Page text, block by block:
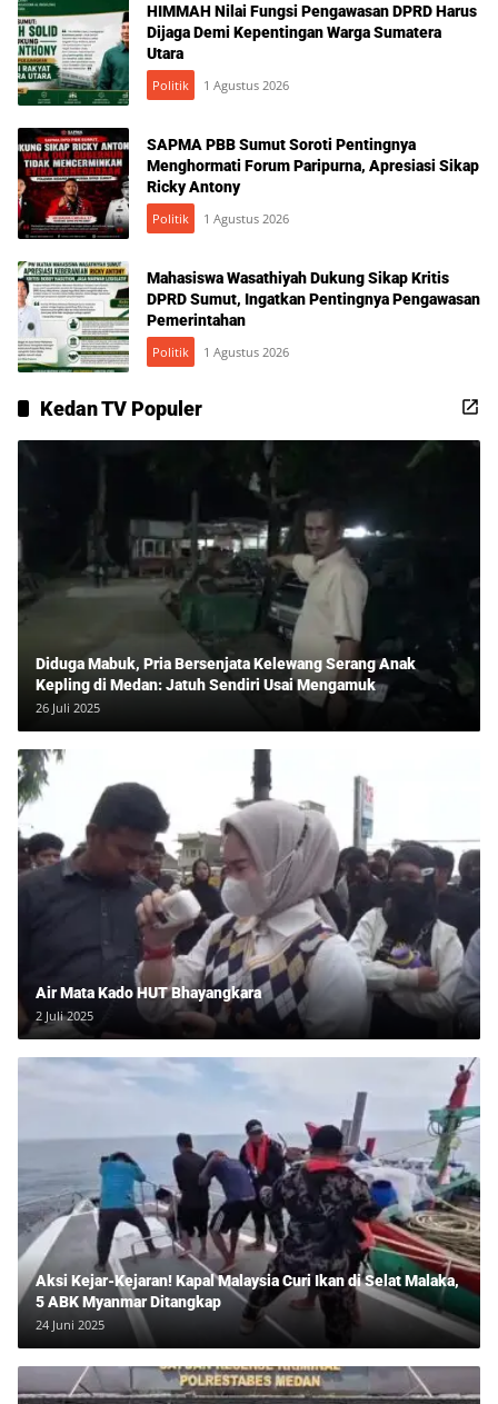
HIMMAH Nilai Fungsi Pengawasan DPRD Harus
Dijaga Demi Kepentingan Warga Sumatera
Utara
Politik 1 Agustus 2026
SAPMA PBB Sumut Soroti Pentingnya
Menghormati Forum Paripurna, Apresiasi Sikap
Ricky Antony
Politik 1 Agustus 2026
Mahasiswa Wasathiyah Dukung Sikap Kritis
DPRD Sumut, Ingatkan Pentingnya Pengawasan
Pemerintahan
Politik 1 Agustus 2026
Kedan TV Populer
Diduga Mabuk, Pria Bersenjata Kelewang Serang Anak
Kepling di Medan: Jatuh Sendiri Usai Mengamuk
26 Juli 2025
Air Mata Kado HUT Bhayangkara
2 Juli 2025
Aksi Kejar-Kejaran! Kapal Malaysia Curi Ikan di Selat Malaka,
5 ABK Myanmar Ditangkap
24 Juni 2025